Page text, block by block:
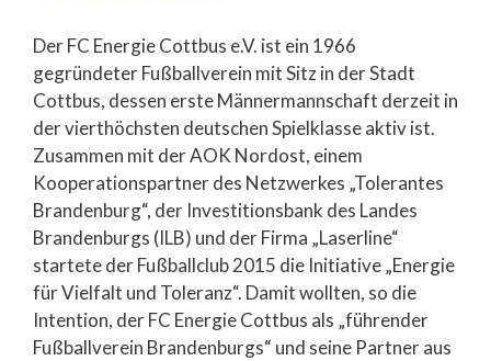
Der FC Energie Cottbus e.V. ist ein 1966
gegründeter Fußballverein mit Sitz in der Stadt
Cottbus, dessen erste Männermannschaft derzeit in
der vierthöchsten deutschen Spielklasse aktiv ist.
Zusammen mit der AOK Nordost, einem
Kooperationspartner des Netzwerkes „Tolerantes
Brandenburg“, der Investitionsbank des Landes
Brandenburgs (ILB) und der Firma „Laserline“
startete der Fußballclub 2015 die Initiative „Energie
für Vielfalt und Toleranz“. Damit wollten, so die
Intention, der FC Energie Cottbus als „führender
Fußballverein Brandenburgs“ und seine Partner aus